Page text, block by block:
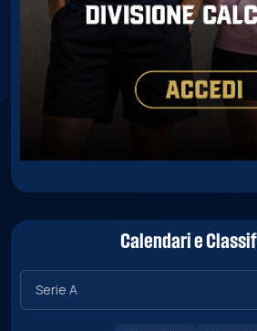
Calendari e